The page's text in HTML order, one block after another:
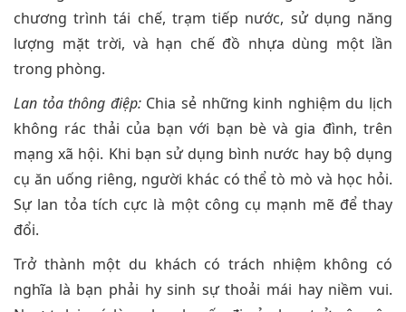
chương trình tái chế, trạm tiếp nước, sử dụng năng
lượng mặt trời, và hạn chế đồ nhựa dùng một lần
trong phòng.
Lan tỏa thông điệp:Chia sẻ những kinh nghiệm du lịch
không rác thải của bạn với bạn bè và gia đình, trên
mạng xã hội. Khi bạn sử dụng bình nước hay bộ dụng
cụ ăn uống riêng, người khác có thể tò mò và học hỏi.
Sự lan tỏa tích cực là một công cụ mạnh mẽ để thay
đổi.
Trở thành một du khách có trách nhiệm không có
nghĩa là bạn phải hy sinh sự thoải mái hay niềm vui.